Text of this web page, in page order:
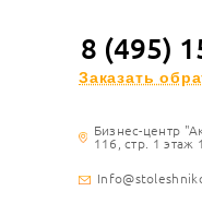
8 (495)
Заказать
Бизнес-центр
116, стр. 1 этаж